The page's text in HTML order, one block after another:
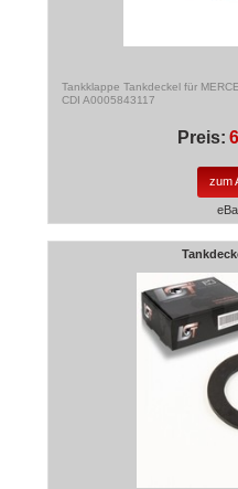
Tankklappe Tankdeckel für
CDI A0005843117
Preis:
zum